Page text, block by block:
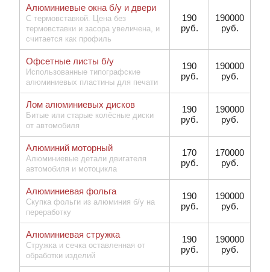
Алюминиевые окна б/у и двери
С термовставкой. Цена без
термовставки и засора увеличена, и
считается как профиль
190
руб.
190000
руб.
Офсетные листы б/у
Использованные типографские
алюминиевых пластины для печати
190
руб.
190000
руб.
Лом алюминиевых дисков
Битые или старые колёсные диски
от автомобиля
190
руб.
190000
руб.
Алюминий моторный
Алюминиевые детали двигателя
автомобиля и мотоцикла
170
руб.
170000
руб.
Алюминиевая фольга
Скупка фольги из алюминия б/у на
переработку
190
руб.
190000
руб.
Алюминиевая стружка
Стружка и сечка оставленная от
обработки изделий
190
руб.
190000
руб.